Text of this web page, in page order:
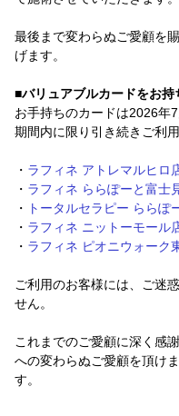
最後まで変わらぬご愛顧を
げます。
■バリュアブルカードをお持
お手持ちのカードは2026年
期間内に限り引き続きご利
・ ラフィネ アトレマルヒロ
・ ラフィネ ららぽーと富士
・
トータルセラピー ららぽ
・ ラフィネ ニットーモール
・ ラフィネ ピオニウォーク
ご利用のお客様には、ご迷
せん。
これまでのご愛顧に深く感
への変わらぬご愛顧を頂け
す。